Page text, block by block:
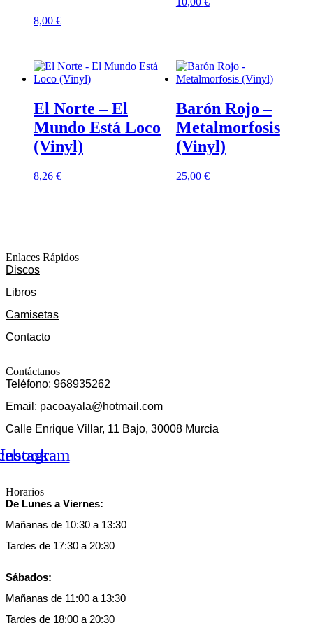
8,00 €
El Norte – El
Mundo Está Loco
(Vinyl)
8,26 €
Barón Rojo –
Metalmorfosis
(Vinyl)
25,00 €
Enlaces Rápidos
Discos
Libros
Camisetas
Contacto
Contáctanos
Teléfono: 968935262
Email: pacoayala@hotmail.com
Calle Enrique Villar, 11 Bajo, 30008 Murcia
Instagram
Horarios
De Lunes a Viernes:
Mañanas de 10:30 a 13:30
Tardes de 17:30 a 20:30
Sábados:
Mañanas de 11:00 a 13:30
Tardes de 18:00 a 20:30